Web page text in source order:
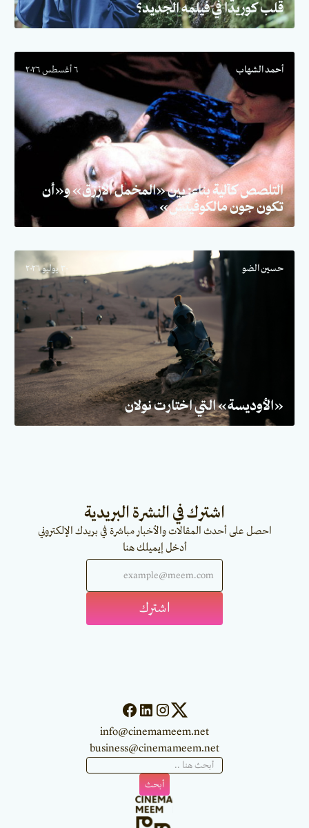
قلب كوريدا في فيلمه الجديد؟
أحمد الشهاب ٦ أغسطس ٢٠٢٦
التلصص كآلية بناء: بين «المخمل الأزرق» و«أن
تكون جون مالكوفيتش»
حسين الضو ٣٠ يوليو ٢٠٢٦
«الأوديسة» التي اختارت نولان
اشترك في النشرة البريدية
احصل على أحدث المقالات والأخبار مباشرة في بريدك الإلكتروني
أدخل إيميلك هنا
info@cinemameem.net
business@cinemameem.net